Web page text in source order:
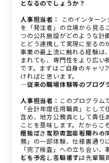
となるのでしょうか？
人事担当者：
このインター
を「発注者」の立場から見る
つの公共施設がどのような計
とどう連携して実現に至るの
事業の最上流に触れる経験は
まれても、専門性をより広い
です。まずはご自身のキャリ
ければと思います。
―従来の職場体験等のプログ
人事担当者： このプログラム
「会計年度任用職員」とし
含め、地方公務員として責任
ことを意味します。だからこ
経験できない実務にも関わっ
例えば、実際の工事現場への
務」の一部体験、仕様書通り
「完了検査」への立ち会い
どを予定しています。
もちろん、各職場では先輩職